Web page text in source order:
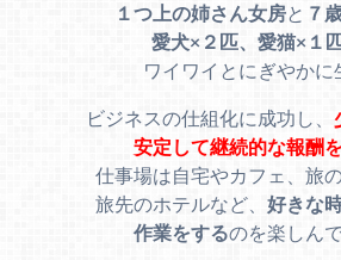
１つ上の姉さん女房と ７
愛犬×２匹、愛猫×１
ワイワイとにぎやかに
ビジネスの仕組化に成功し、
安定して継続的な報酬を
仕事場は自宅やカフェ、旅
旅先のホテルなど、 好きな
作業をするのを楽しんで